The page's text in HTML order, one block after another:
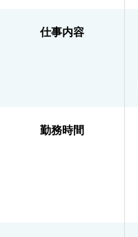
仕事内容
勤務時間